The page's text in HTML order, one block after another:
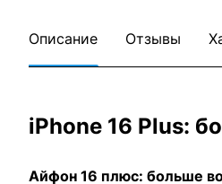
Описание Отзывы
iPhone 16 Plus:
Айфон 16 плюс: больше